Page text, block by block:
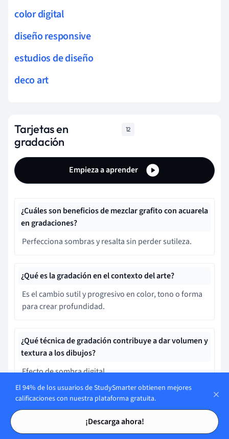
Tarjetas de estudio
Tarjetas de estudio
color digital
diseño responsive
estudios de diseño
deco art
Tarjetas en
gradación
12
Empieza a aprender
¿Cuáles son beneficios de mezclar grafito con acuarela
en gradaciones?
Perfecciona sombras y resalta sin perder sutileza.
¿Qué es la gradación en el contexto del arte?
Es el cambio sutil y progresivo en color, tono o forma
para crear profundidad.
¿Qué técnica de gradación contribuye a dar volumen y
textura a los dibujos?
Efecto de sombra digital
¿Cuál es el propósito de la gradación en diseño
Aumentar la velocidad de carga de elementos en una
El 94% de los usuarios de StudySmarter obtienen mejores
calificaciones con nuestra plataforma gratuita.
¡Descarga ahora!